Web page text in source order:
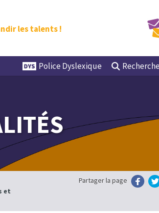
les talents !
Police Dyslexique
et
Partager la page